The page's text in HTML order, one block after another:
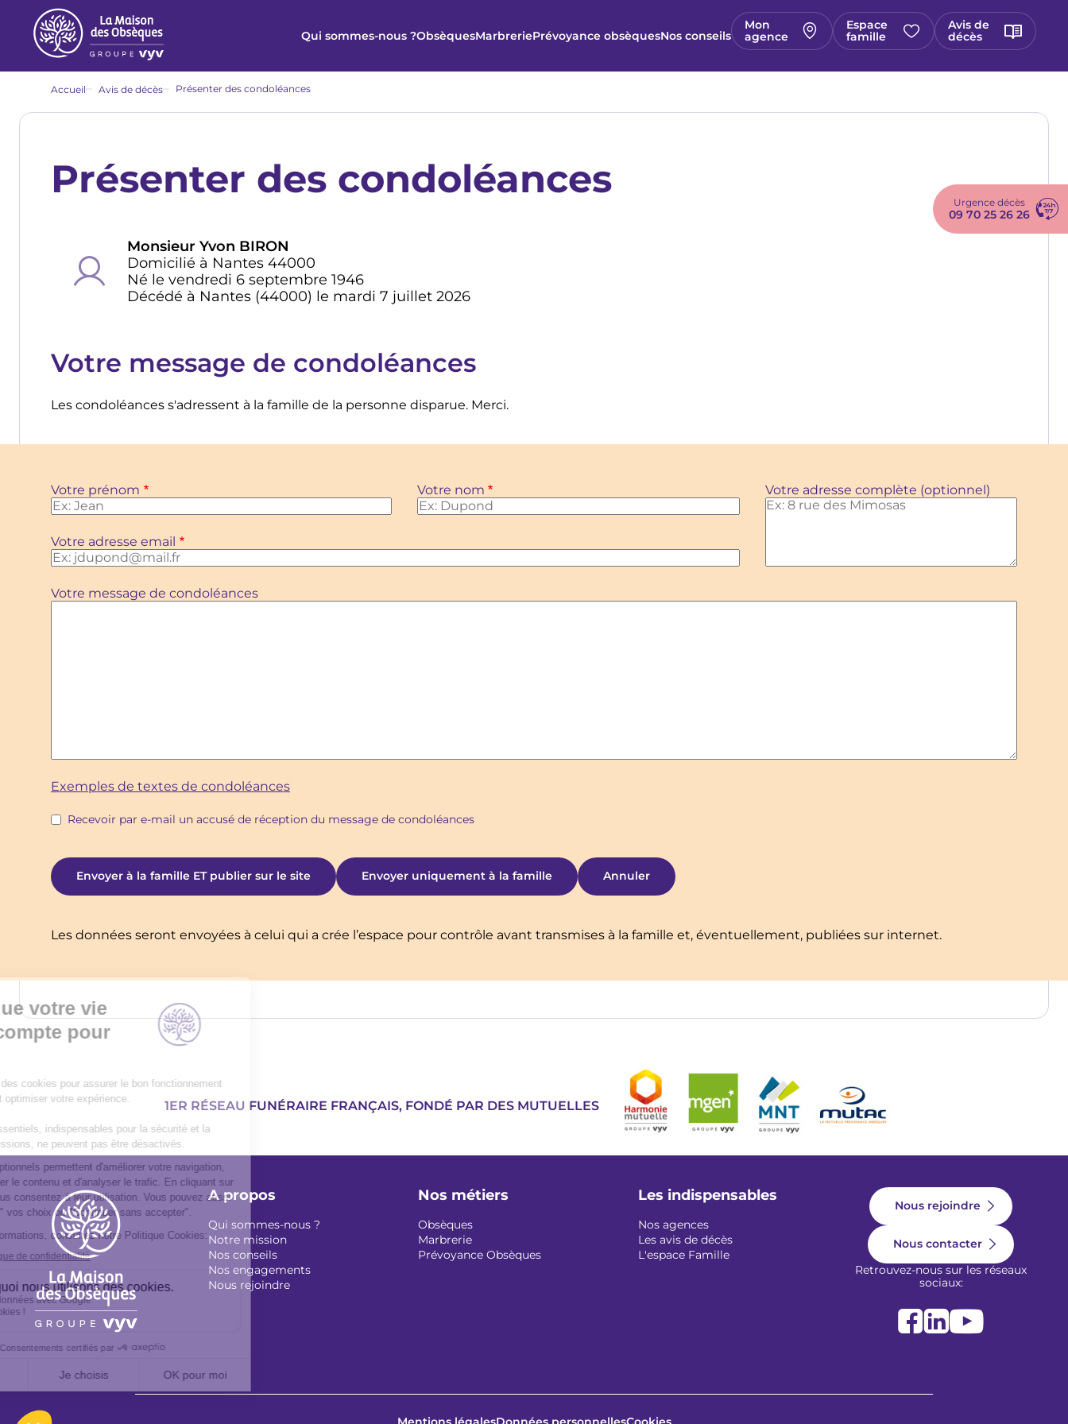
contenu
principal
Qui sommes-nous ?ObsèquesMarbreriePrévoyance obsèquesNos conseils
Mon
agence
Espace
famille
Avis de
décès
Urgence décès
09 70 25 26 26
d'Ariane
Accueil Avis de décès Présenter des condoléances
Présenter des condoléances
Monsieur Yvon BIRON
Domicilié à Nantes 44000
Né le vendredi 6 septembre 1946
Décédé à Nantes (44000) le mardi 7 juillet 2026
Votre message de condoléances
Les condoléances s'adressent à la famille de la personne disparue. Merci.
Votre prénom Votre nom
Votre adresse email
Votre adresse complète (optionnel)
Votre message de condoléances
Exemples de textes de condoléances
Recevoir par e-mail un accusé de réception du message de condoléances
Les données seront envoyées à celui qui a crée l’espace pour contrôle avant transmises à la famille et, éventuellement, publiées sur internet.
1ER RÉSEAU FUNÉRAIRE FRANÇAIS, FONDÉ PAR DES MUTUELLES
Image
A propos
Qui sommes-nous ?
Notre mission
Nos conseils
Nos engagements
Nous rejoindre
Nos métiers
Obsèques
Marbrerie
Prévoyance Obsèques
Les indispensables
Nos agences
Les avis de décès
L'espace Famille
Nous rejoindre
Nous contacter
Retrouvez-nous sur les réseaux
sociaux:
légal